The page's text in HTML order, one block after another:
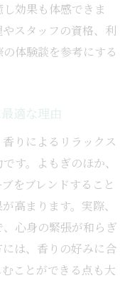
効果も体感できま
スタッフの資格、利
体験談を参考にする
適な理由
りによるリラックス
す。よもぎのほか、
をブレンドすること
高まります。実際、
心身の緊張が和らぎ
は、香りの好みに合
ことができる点も大